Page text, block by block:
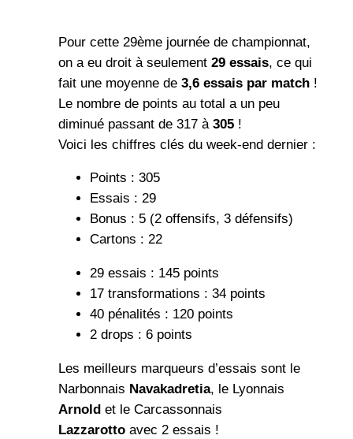
Pour cette 29ème journée de championnat,
on a eu droit à seulement 29 essais, ce qui
fait une moyenne de3,6 essais par match!
Le nombre de points au total a un peu
diminué passant de 317 à 305 !
Voici les chiffres clés du week-end dernier :
Points : 305
Essais : 29
Bonus : 5 (2 offensifs, 3 défensifs)
Cartons : 22
29 essais : 145 points
17 transformations : 34 points
40 pénalités : 120 points
2 drops : 6 points
Les meilleurs marqueurs d’essais sont le
Narbonnais Navakadretia, le Lyonnais
Arnoldet le Carcassonnais
Lazzarottoavec 2 essais !